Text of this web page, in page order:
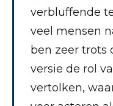
verbluffende
veel mensen
ben zeer trots
versie de rol
vertolken,